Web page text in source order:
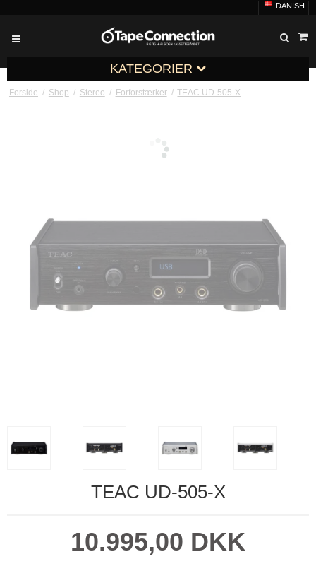
DANISH
KATEGORIER
Forside / Shop / Stereo / Forforstærker / TEAC UD-505-X
TEAC UD-505-X
10.995,00 DKK